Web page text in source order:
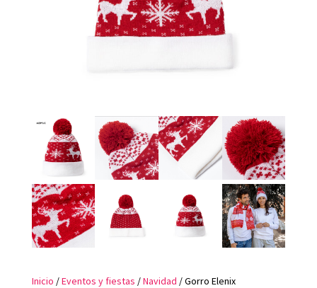
Inicio /Eventos y fiestas /Navidad / Gorro Elenix